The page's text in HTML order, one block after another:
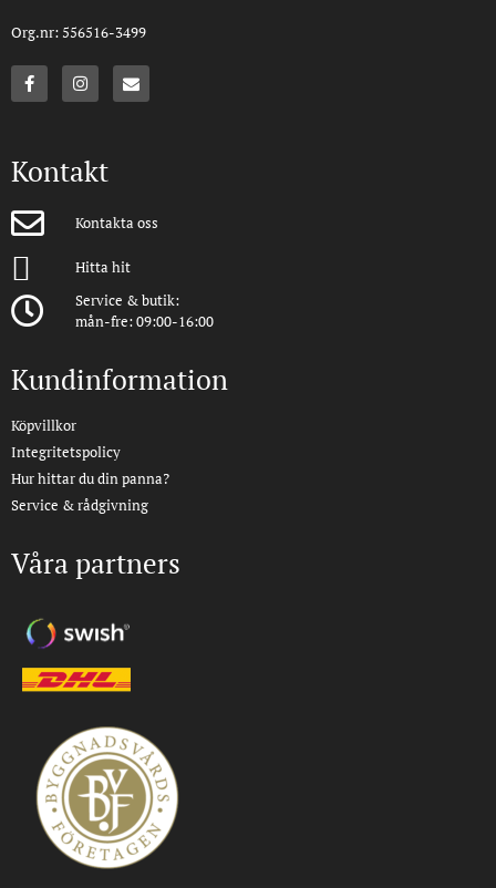
Org.nr: 556516-3499
Kontakt
Kontakta oss
Hitta hit
Service & butik:
mån-fre: 09:00-16:00
Kundinformation
Köpvillkor
Integritetspolicy
Hur hittar du din panna?
Service & rådgivning
Våra partners